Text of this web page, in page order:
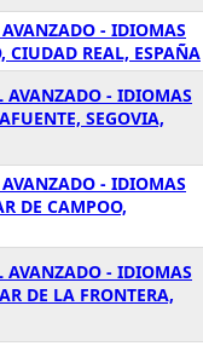
AVANZADO - IDIOMAS
CIUDAD REAL, ESPAÑA
AVANZADO - IDIOMAS
SEGOVIA,
AVANZADO - IDIOMAS
DE CAMPOO,
AVANZADO - IDIOMAS
DE LA FRONTERA,